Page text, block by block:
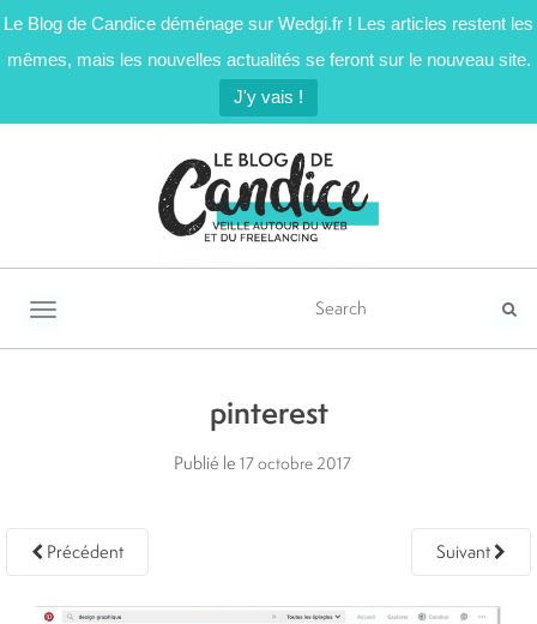
Le Blog de Candice déménage sur Wedgi.fr ! Les articles restent les
mêmes, mais les nouvelles actualités se feront sur le nouveau site.
J'y vais !
Activer/désactiver la navigation
pinterest
Publié le 17 octobre 2017
Précédent Suivant